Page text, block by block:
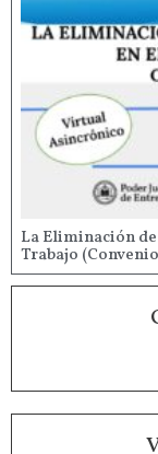
La Eliminación
Trabajo